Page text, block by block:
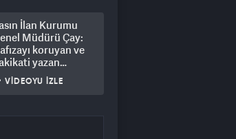
İlan Kurumu
Müdürü Çay:
koruyan ve
yazan
VIDEOYU İZLE